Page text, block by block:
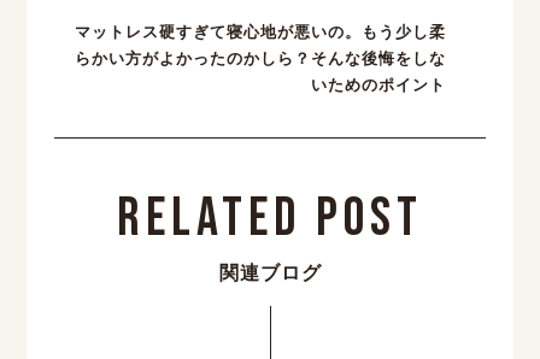
マットレス硬すぎて寝心地が悪いの。もう少し柔
らかい方がよかったのかしら？そんな後悔をしな
いためのポイント
Related Post
関連ブログ